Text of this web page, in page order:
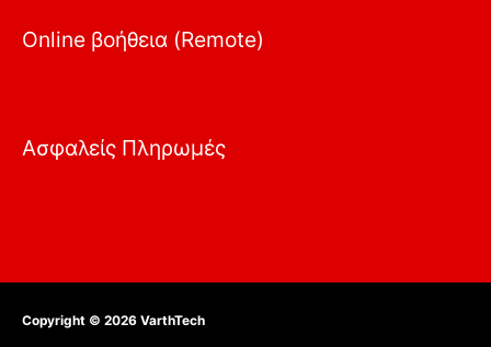
Online βοήθεια (Remote)
Ασφαλείς Πληρωμές
Copyright © 2026 VarthTech